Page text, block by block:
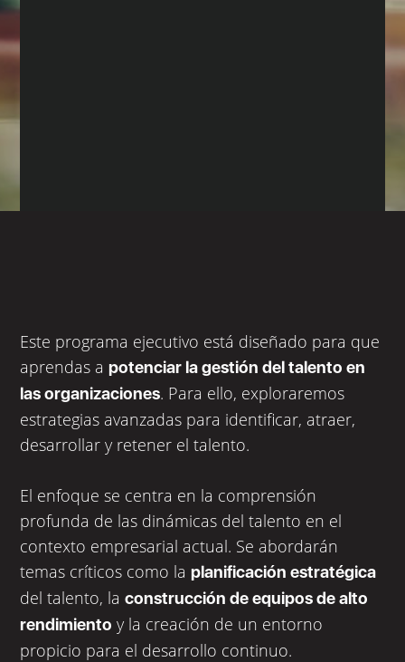
Este programa ejecutivo está diseñado para que
aprendas apotenciar la gestión del talento en
las organizaciones. Para ello, exploraremos
estrategias avanzadas para identificar, atraer,
desarrollar y retener el talento.
El enfoque se centra en la comprensión
profunda de las dinámicas del talento en el
contexto empresarial actual. Se abordarán
temas críticos como la planificación estratégica
del talento, la construcción de equipos de alto
rendimiento y la creación de un entorno
propicio para el desarrollo continuo.